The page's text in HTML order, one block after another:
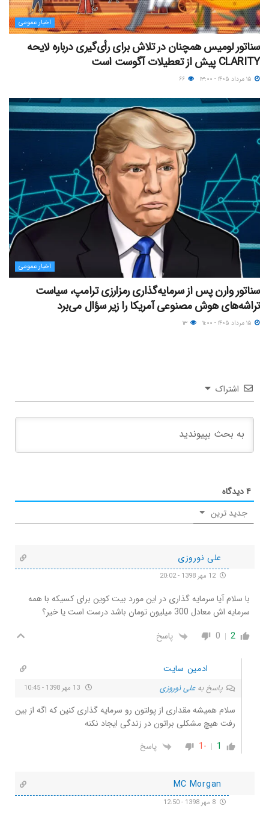
اخبار عمومی
سناتور لومیس همچنان در تلاش برای رأی‌گیری درباره لایحه
CLARITY پیش از تعطیلات آگوست است
اخبار عمومی
سناتور وارن پس از سرمایه‌گذاری رمزارزی ترامپ، سیاست
تراشه‌های هوش مصنوعی آمریکا را زیر سؤال می‌برد
اشتراک
۴دیدگاه
جدید ترین
علی نوروزی
12 مهر 1398 - 20:02
با سلام آیا سرمایه گذاری در این مورد بیت کوین برای کسیکه با همه
سرمایه اش معادل 300 میلیون تومان باشد درست است یا خیر؟
2
0 پاسخ
ادمین سایت
پاسخ بهعلی نوروزی
سلام همیشه مقداری از پولتون رو سرمایه گذاری کنین که اگه از بین
رفت هیچ مشکلی براتون در زندگی ایجاد نکنه
1
-1 پاسخ
MC Morgan